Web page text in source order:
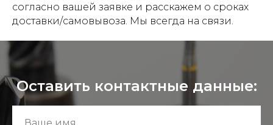
согласно вашей заявке и расскажем о сроках
доставки/самовывоза. Мы всегда на связи.
Оставить контактные данные: